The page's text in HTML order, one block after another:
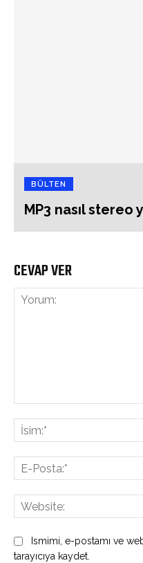
BÜLTEN
MP3 nasıl stereo
CEVAP VER
Ismimi, e-postamı ve
tarayıcıya kaydet.